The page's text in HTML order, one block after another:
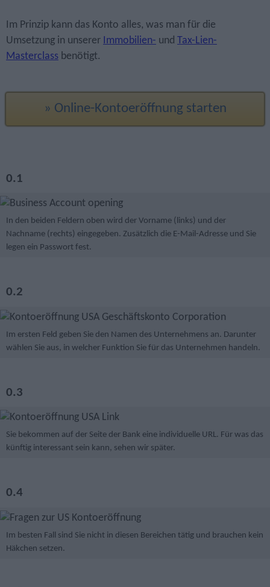
Im Prinzip kann das Konto alles, was man für die
Umsetzung in unserer Immobilien- und
Tax-Lien-
Masterclass benötigt.
» Online-Kontoeröffnung starten
0.1
In den beiden Feldern oben wird der Vorname (links) und der
Nachname (rechts) eingegeben. Zusätzlich die E-Mail-Adresse und Sie
legen ein Passwort fest.
0.2
Im ersten Feld geben Sie den Namen des Unternehmens an. Darunter
wählen Sie aus, in welcher Funktion Sie für das Unternehmen handeln.
0.3
Sie bekommen auf der Seite der Bank eine individuelle URL. Für was das
künftig interessant sein kann, sehen wir später.
0.4
Im besten Fall sind Sie nicht in diesen Bereichen tätig und brauchen kein
Häkchen setzen.